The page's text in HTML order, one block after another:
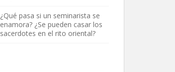
¿Qué pasa si un seminarista se
enamora? ¿Se pueden casar los
sacerdotes en el rito oriental?